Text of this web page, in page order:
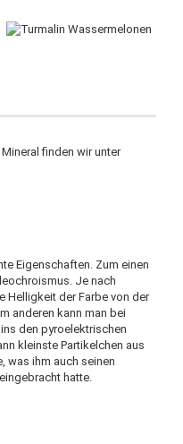
finden wir unter
Eigenschaften. Zum einen
Je nach
Helligkeit der Farbe von der
anderen kann man bei
den pyroelektrischen
kleinste Partikelchen aus
was ihm auch seinen
hatte.